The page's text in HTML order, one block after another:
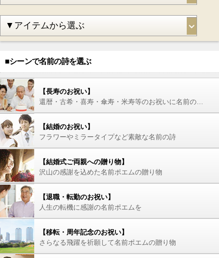
■シーンで名前の詩を選ぶ
【長寿のお祝い】
【結婚のお祝い】
フラワーやミラータイプなど素敵な名前の詩
【結婚式ご両親への贈り物】
沢山の感謝を込めた名前ポエムの贈り物
【退職・転勤のお祝い】
人生の転機に感謝の名前ポエムを
【移転・周年記念のお祝い】
さらなる飛躍を祈願して名前ポエムの贈り物